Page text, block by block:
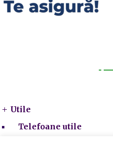
Utile
Telefoane utile